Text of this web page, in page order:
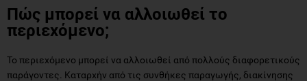
Πώς μπορεί να αλλοιωθεί το
περιεχόμενο;
Το περιεχόμενο μπορεί να αλλοιωθεί από πολλούς διαφορετικούς
παράγοντες. Καταρχήν από τις συνθήκες παραγωγής, διακίνησης